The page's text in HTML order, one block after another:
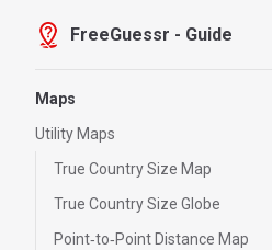
Skip to content
FreeGuessr - Guide
Maps
Utility Maps
True Country Size Map
True Country Size Globe
Point‑to‑Point Distance Map